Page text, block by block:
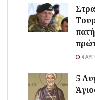
4
5